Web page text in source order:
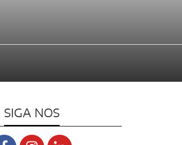
SIGA NOS